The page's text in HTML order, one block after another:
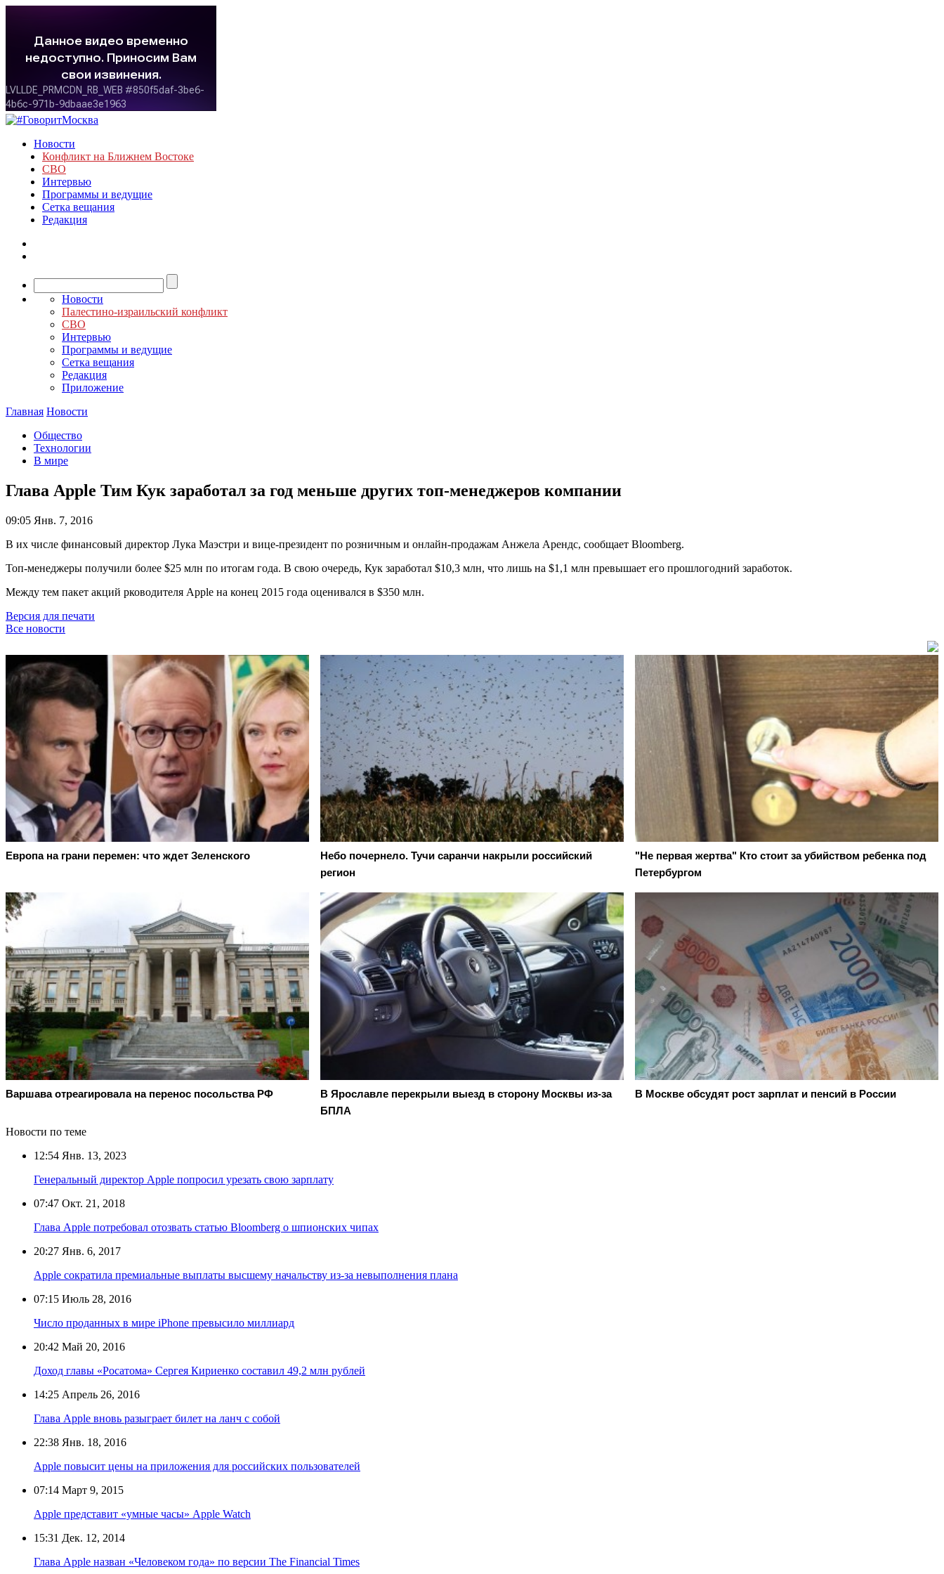
Новости
Конфликт на Ближнем Востоке
СВО
Интервью
Программы и ведущие
Сетка вещания
Редакция
Новости
Палестино-израильский конфликт
СВО
Интервью
Программы и ведущие
Сетка вещания
Редакция
Приложение
Главная Новости
Общество
Технологии
В мире
Глава Apple Тим Кук заработал за год меньше других топ-менеджеров компании
09:05 Янв. 7, 2016
В их числе финансовый директор Лука Маэстри и вице-президент по розничным и онлайн-продажам Анжела Арендс, сообщает Bloomberg.
Топ-менеджеры получили более $25 млн по итогам года. В свою очередь, Кук заработал $10,3 млн, что лишь на $1,1 млн превышает его прошлогодний заработок.
Между тем пакет акций рководителя Apple на конец 2015 года оценивался в $350 млн.
Версия для печати
Все новости
Европа на грани перемен: что ждет Зеленского
Небо почернело. Тучи саранчи накрыли российский
регион
"Не первая жертва" Кто стоит за убийством ребенка под
Петербургом
Варшава отреагировала на перенос посольства РФ
В Ярославле перекрыли выезд в сторону Москвы из-за
БПЛА
В Москве обсудят рост зарплат и пенсий в России
Новости по теме
12:54 Янв. 13, 2023
Генеральный директор Apple попросил урезать свою зарплату
07:47 Окт. 21, 2018
Глава Apple потребовал отозвать статью Bloomberg о шпионских чипах
20:27 Янв. 6, 2017
Apple сократила премиальные выплаты высшему начальству из-за невыполнения плана
07:15 Июль 28, 2016
Число проданных в мире iPhone превысило миллиард
20:42 Май 20, 2016
Доход главы «Росатома» Сергея Кириенко составил 49,2 млн рублей
14:25 Апрель 26, 2016
Глава Apple вновь разыграет билет на ланч с собой
22:38 Янв. 18, 2016
Apple повысит цены на приложения для российских пользователей
07:14 Март 9, 2015
Apple представит «умные часы» Apple Watch
15:31 Дек. 12, 2014
Глава Apple назван «Человеком года» по версии The Financial Times